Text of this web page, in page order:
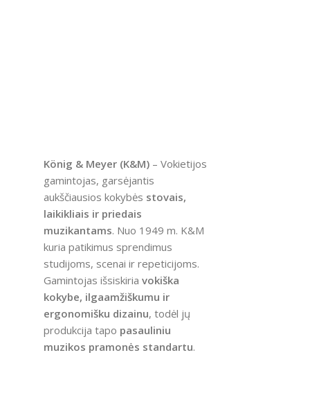
König & Meyer (K&M)– Vokietijos
gamintojas, garsėjantis
aukščiausios kokybės stovais,
laikikliais ir priedais
muzikantams. Nuo 1949 m. K&M
kuria patikimus sprendimus
studijoms, scenai ir repeticijoms.
Gamintojas išsiskiria vokiška
kokybe, ilgaamžiškumu ir
ergonomišku dizainu, todėl jų
produkcija tapo pasauliniu
muzikos pramonės standartu.